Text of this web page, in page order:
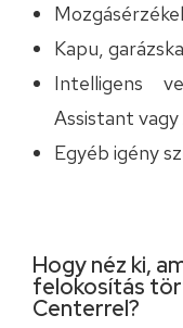
Kapu,
Intelligens
Assistant
Egyéb igény
Hogy néz ki,
felokosítás
Centerrel?